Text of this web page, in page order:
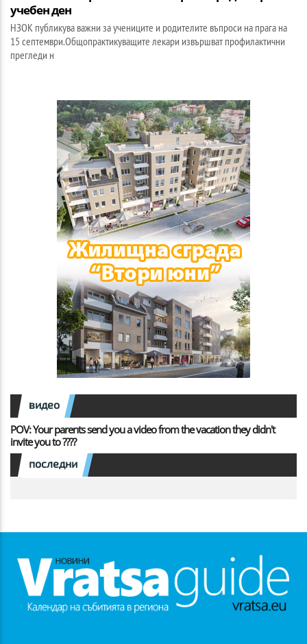
учебен ден
НЗОК публикува важни за учениците и родителите въпроси на прага на
15 септември.Общопрактикуващите лекари извършват профилактични
прегледи н
видео
POV: Your parents send you a video from the vacation they didn't
invite you to ????
последни